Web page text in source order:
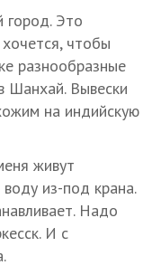
Это
чтобы
разнообразные
Шанхай. Вывески
на индийскую
живут
из-под крана.
Надо
И с